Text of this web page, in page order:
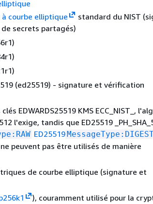
courbe elliptique
standard du NIST
secrets partagés)
(ed25519) - signature et vérification
EDWARDS25519 KMS ECC_NIST_,
l'exige, tandis que ED25519
ED25519
peuvent pas être utilisés de manière
de courbe elliptique (signature et
), couramment utilisé pour la